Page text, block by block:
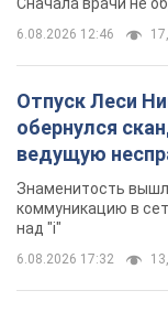
над "i"
6.08.2026 17:32
"Динамо" с
квалификации
Видео
Матч прошел в
9 часов назад